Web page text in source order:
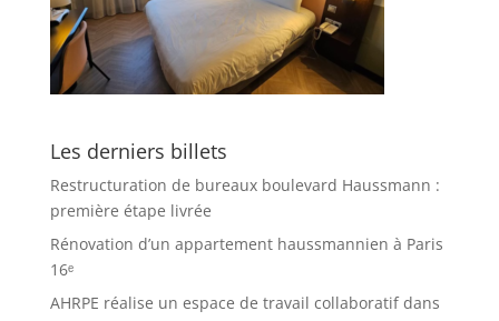
Les derniers billets
Restructuration de bureaux boulevard Haussmann :
première étape livrée
Rénovation d’un appartement haussmannien à Paris
16ᵉ
AHRPE réalise un espace de travail collaboratif dans